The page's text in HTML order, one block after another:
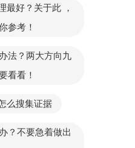
最好？关于此 ，
参考！
法？两大方向九
看看！
么搜集证据
？不要急着做出